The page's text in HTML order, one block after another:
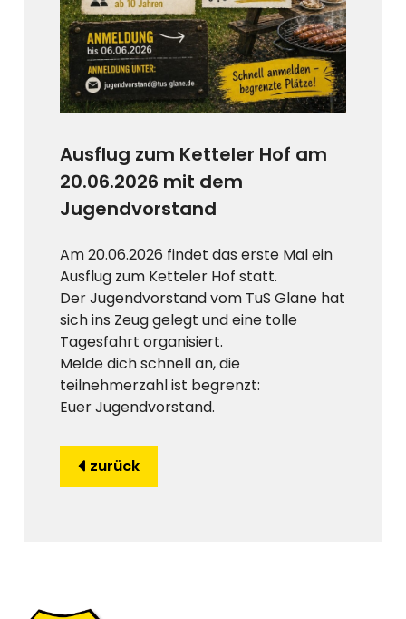
Ausflug zum Ketteler Hof am
20.06.2026 mit dem
Jugendvorstand
Am 20.06.2026 findet das erste Mal ein
Ausflug zum Ketteler Hof statt.
Der Jugendvorstand vom TuS Glane hat
sich ins Zeug gelegt und eine tolle
Tagesfahrt organisiert.
Melde dich schnell an, die
teilnehmerzahl ist begrenzt:
Euer Jugendvorstand.
zurück